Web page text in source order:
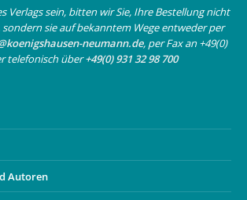
Verlags sein, bitten wir Sie, Ihre Bestellung nicht
sie auf bekanntem Wege entweder per
neumann.de, per Fax an +49(0)
telefonisch über+49(0) 931 32 98 700
Autoren